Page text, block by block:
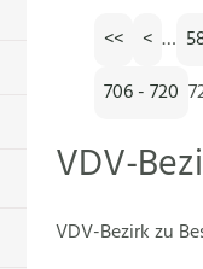
<<
< …
706 - 720
VDV-
VDV-Bezirk zu